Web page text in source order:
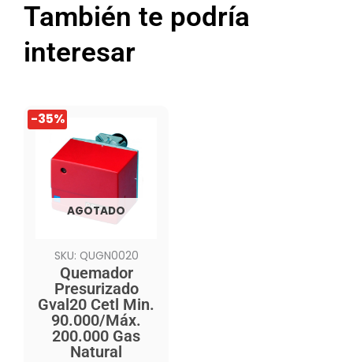
También te podría
interesar
-35%
AGOTADO
SKU: QUGN0020
Quemador
Presurizado
Gval20 Cetl Min.
90.000/Máx.
200.000 Gas
Natural
El
precio
original
era:
$4.149.990.
El
precio
actual
$2.689.990.